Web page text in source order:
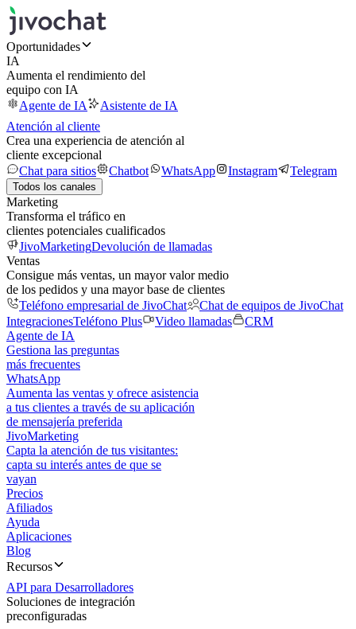
Oportunidades
IA
Aumenta el rendimiento del
equipo con IA
Agente de IA
Asistente de IA
Atención al cliente
Crea una experiencia de atención al
cliente excepcional
Chat para sitios
Chatbot WhatsApp Instagram Telegram
Todos los canales
Marketing
Transforma el tráfico en
clientes potenciales cualificados
JivoMarketingDevolución de llamadas
Ventas
Consigue más ventas, un mayor valor medio
de los pedidos y una mayor base de clientes
Teléfono empresarial de JivoChat
Chat de equipos de JivoChat
IntegracionesTeléfono Plus Video llamadas
CRM
Agente de IA
Gestiona las preguntas
más frecuentes
WhatsApp
Aumenta las ventas y ofrece asistencia
a tus clientes a través de su aplicación
de mensajería preferida
JivoMarketing
Capta la atención de tus visitantes:
capta su interés antes de que se
vayan
Precios
Afiliados
Ayuda
Aplicaciones
Blog
Recursos
API para Desarrolladores
Soluciones de integración
preconfiguradas